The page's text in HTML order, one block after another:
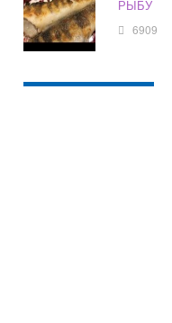
РЫБУ
6909